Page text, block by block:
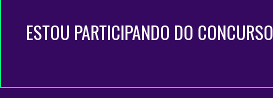
ESTOU PARTICIPANDO DO CONCURSO